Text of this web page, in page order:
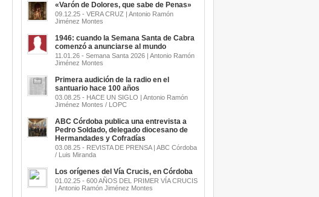
«Varón de Dolores, que sabe de Penas»
09.12.25 - VERA CRUZ | Antonio Ramón
Jiménez Montes
1946: cuando la Semana Santa de Cabra
comenzó a anunciarse al mundo
11.01.26 - Semana Santa 2026 | Antonio Ramón
Jiménez Montes
Primera audición de la radio en el
santuario hace 100 años
03.08.25 - HACE UN SIGLO | Antonio Ramón
Jiménez Montes / LOPC
ABC Córdoba publica una entrevista a
Pedro Soldado, delegado diocesano de
Hermandades y Cofradías
03.08.25 - REVISTA DE PRENSA | ABC Córdoba
/ Luis Miranda
Los orígenes del Vía Crucis, en Córdoba
01.02.25 - 600 AÑOS DEL PRIMER VÍA CRUCIS
| Antonio Ramón Jiménez Montes